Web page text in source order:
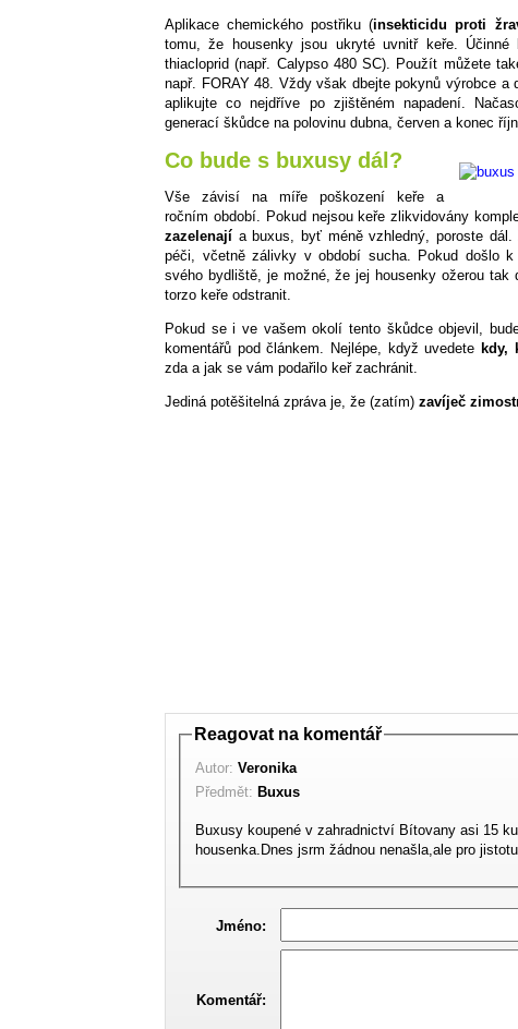
Aplikace chemického postřiku (insekticidu proti
tomu, že housenky jsou ukryté uvnitř keře.
thiacloprid (např. Calypso 480 SC). Použít můžete
např. FORAY 48. Vždy však dbejte pokynů výrobce a
aplikujte co nejdříve po zjištěném napadení.
generací škůdce na polovinu dubna, červen a konec
Co bude s buxusy dál?
Vše závisí na míře poškození keře a
ročním období. Pokud nejsou keře zlikvidovány
zazelenají a buxus, byť méně vzhledný, poroste
péči, včetně zálivky v období sucha. Pokud došlo
svého bydliště, je možné, že jej housenky ožerou tak
torzo keře odstranit.
Pokud se i ve vašem okolí tento škůdce objevil,
komentářů pod článkem. Nejlépe, když uvedete kdy,
zda a jak se vám podařilo keř zachránit.
Jediná potěšitelná zpráva je, že (zatím) zavíječ
Reagovat na komentář
Autor: Veronika
Předmět: Buxus
Buxusy koupené v zahradnictví Bítovany asi 15
housenka.Dnes jsrm žádnou nenašla,ale pro
Jméno:
Komentář: